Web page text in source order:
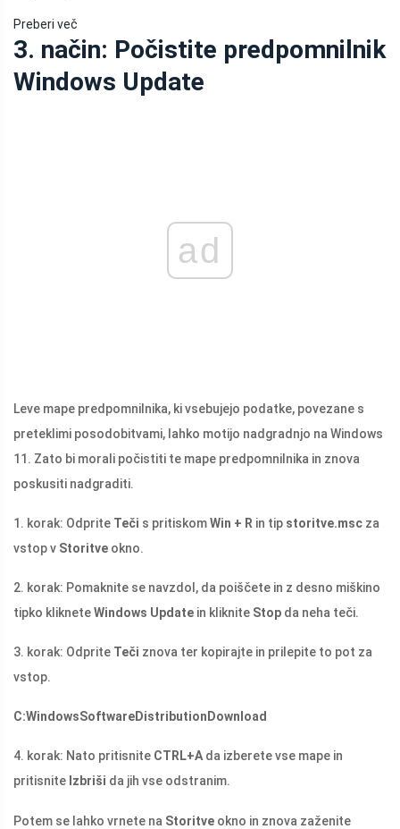
Preberi več
3. način: Počistite predpomnilnik
Windows Update
ad
Leve mape predpomnilnika, ki vsebujejo podatke, povezane s
preteklimi posodobitvami, lahko motijo ​​nadgradnjo na Windows
11. Zato bi morali počistiti te mape predpomnilnika in znova
poskusiti nadgraditi.
1. korak: Odprite Teči s pritiskomWin + R in tip storitve.msc za
vstop v Storitve okno.
2. korak: Pomaknite se navzdol, da poiščete in z desno miškino
tipko klikneteWindows Update in kliknite Stop da neha teči.
3. korak: Odprite Teči znova ter kopirajte in prilepite to pot za
vstop.
C:WindowsSoftwareDistributionDownload
4. korak: Nato pritisnite CTRL+A da izberete vse mape in
pritisnite Izbriši da jih vse odstranim.
Potem se lahko vrnete na Storitve okno in znova zaženite